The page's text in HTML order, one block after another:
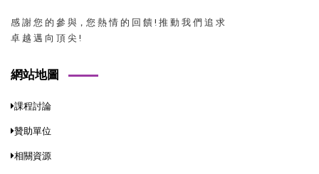
感 謝 您 的 參 與，您 熱 情 的 回 饋 ! 推 動 我 們 追 求
卓 越 邁 向 頂 尖 !
網站地圖
課程討論
贊助單位
相關資源